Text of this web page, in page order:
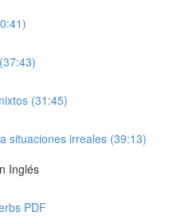
(31:45)
situaciones irreales (39:13)
Inglés
PDF